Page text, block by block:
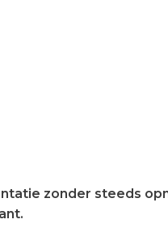
zonder steeds